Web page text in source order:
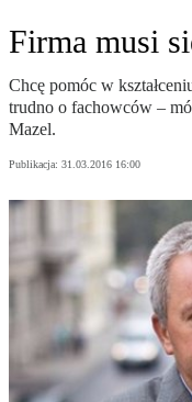
Firma musi
Chcę pomóc w
trudno o fachowców –
Mazel.
Publikacja: 31.03.2016 16:00